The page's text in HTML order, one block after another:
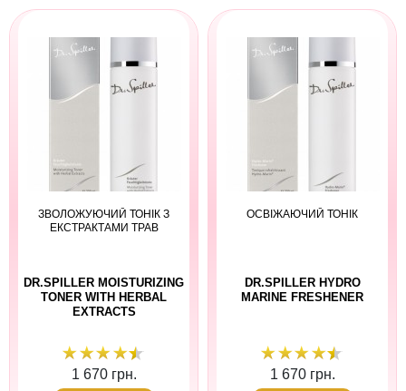
ЗВОЛОЖУЮЧИЙ ТОНІК З
ЕКСТРАКТАМИ ТРАВ
DR.SPILLER MOISTURIZING
TONER WITH HERBAL
EXTRACTS
1 670 грн.
ОСВІЖАЮЧИЙ ТОНІК
DR.SPILLER HYDRO
MARINE FRESHENER
1 670 грн.